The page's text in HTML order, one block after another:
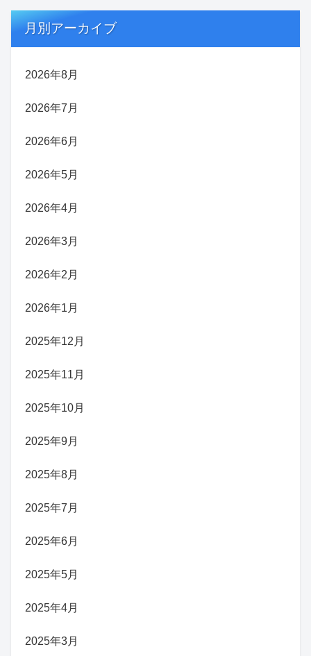
月別アーカイブ
2026年8月
2026年7月
2026年6月
2026年5月
2026年4月
2026年3月
2026年2月
2026年1月
2025年12月
2025年11月
2025年10月
2025年9月
2025年8月
2025年7月
2025年6月
2025年5月
2025年4月
2025年3月